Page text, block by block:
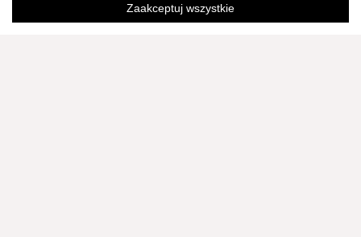
Zaakceptuj wszystkie